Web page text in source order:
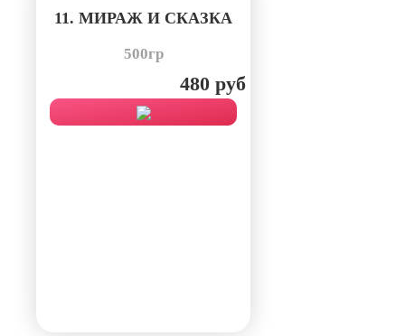
11. МИРАЖ И СКАЗКА
500гр
480 руб